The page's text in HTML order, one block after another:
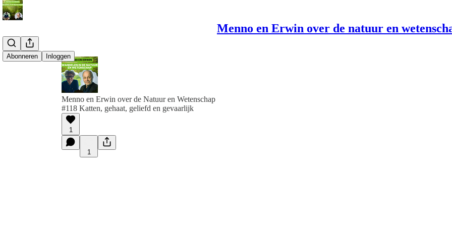
Menno en Erwin over de natuur en
Abonneren Inloggen
Menno en Erwin over de Natuur en Wetenschap
#118 Katten, gehaat, geliefd en gevaarlijk
1
1